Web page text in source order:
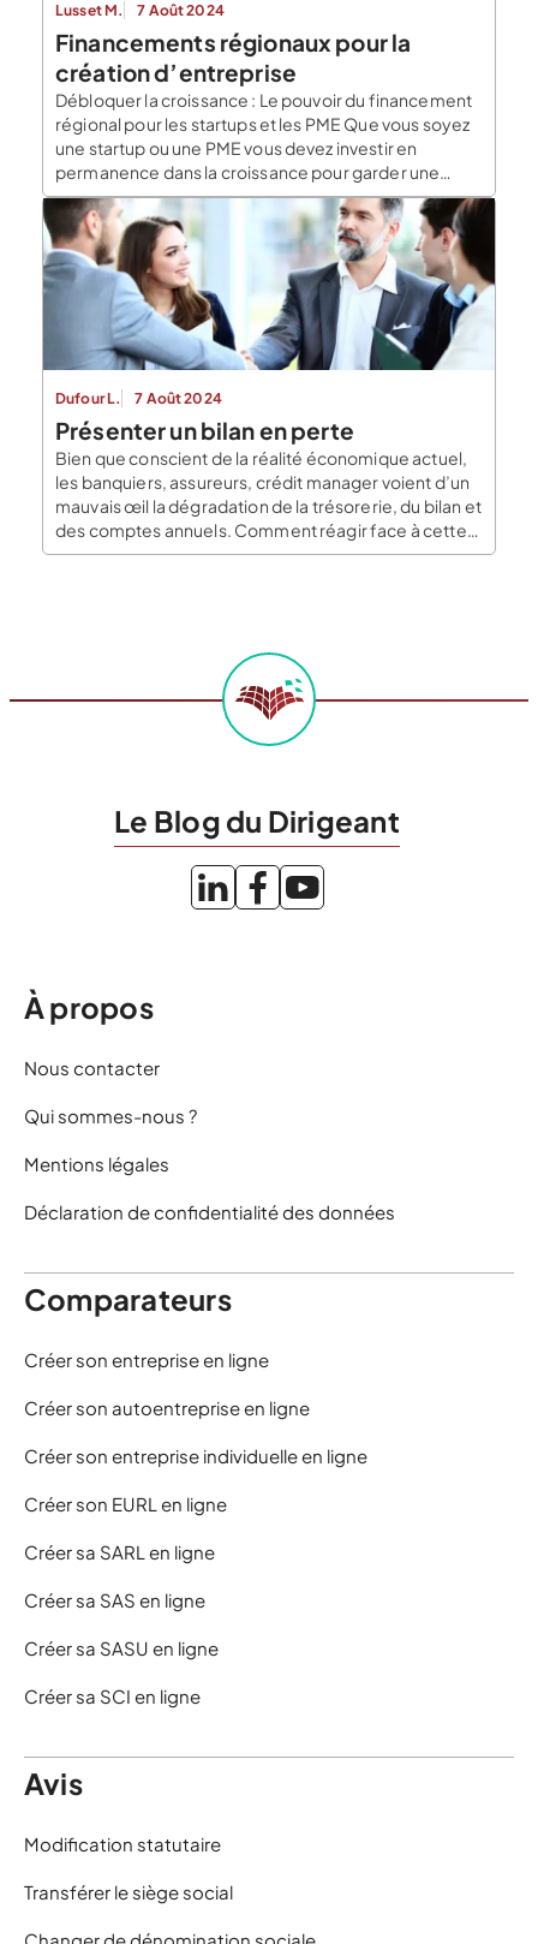
Lusset M. 7 Août 2024
Financements régionaux pour la
création d’entreprise
Débloquer la croissance : Le pouvoir du financement
régional pour les startups et les PME Que vous soyez
une startup ou une PME vous devez investir en
permanence dans la croissance pour garder une
longueur d’avance. Toutefois, l’obtention d’un
financement adéquat peut souvent s’avérer une
tâche ardue. Parmi les différentes aides et
subventions pouvant être […]
Dufour L. 7 Août 2024
Présenter un bilan en perte
Bien que conscient de la réalité économique actuel,
les banquiers, assureurs, crédit manager voient d’un
mauvais œil la dégradation de la trésorerie, du bilan et
des comptes annuels. Comment réagir face à cette
réalité à un moment ou l’entreprise a besoin d’un
Le Blog du Dirigeant
À propos
Nous contacter
Qui sommes-nous ?
Mentions légales
Déclaration de confidentialité des données
Comparateurs
Créer son entreprise en ligne
Créer son autoentreprise en ligne
Créer son entreprise individuelle en ligne
Créer son EURL en ligne
Créer sa SARL en ligne
Créer sa SAS en ligne
Créer sa SASU en ligne
Créer sa SCI en ligne
Avis
Modification statutaire
Transférer le siège social